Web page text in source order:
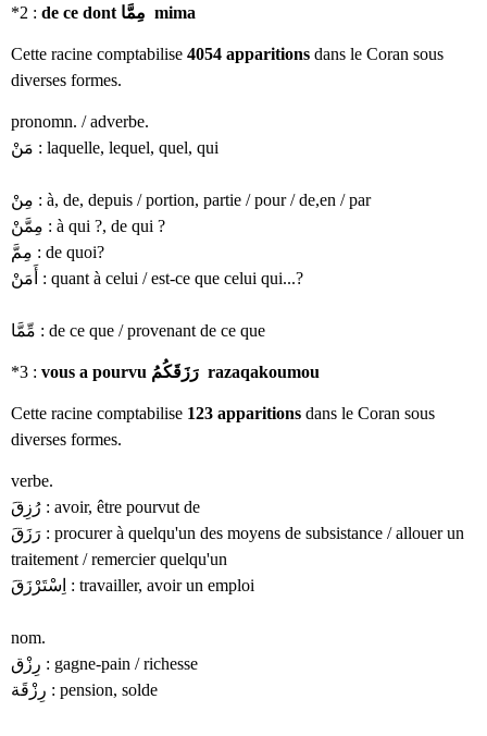
*2 : de ce dont مِمَّا mima
Cette racine comptabilise 4054 apparitions dans le Coran sous
diverses formes.
pronomn. / adverbe.
مَنْ : laquelle, lequel, quel, qui
مِنْ : à, de, depuis / portion, partie / pour / de,en / par
مِمَّنْ : à qui ?, de qui ?
مِمَّ : de quoi?
أَمَنْ : quant à celui / est-ce que celui qui...?
مِّمَّا : de ce que / provenant de ce que
*3 : vous a pourvu رَزَقَكُمُ razaqakoumou
Cette racine comptabilise 123 apparitions dans le Coran sous
diverses formes.
verbe.
رُزِقَ : avoir, être pourvut de
رَزَقَ : procurer à quelqu'un des moyens de subsistance / allouer un
traitement / remercier quelqu'un
اِسْتَرْزَقَ : travailler, avoir un emploi
nom.
رِزْق : gagne-pain / richesse
رِزْقَة : pension, solde